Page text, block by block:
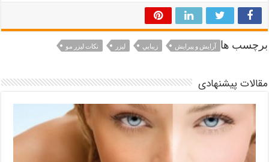
برچسب ها آرايش و پيرايش زيبايي ليزر نكات ليزر مو
مقالات پیشنهادی